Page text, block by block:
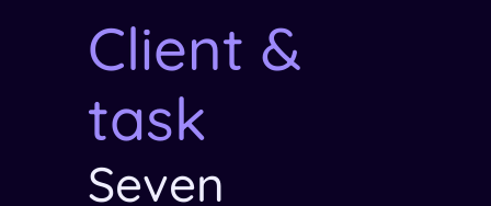
Client &
task
Seven